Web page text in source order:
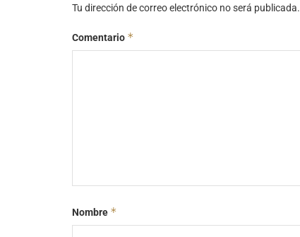
Tu dirección de correo electrónico no será publicada.
Comentario *
Nombre *